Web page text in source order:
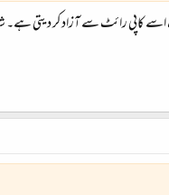
کاپی رائٹ سے آزاد کر دیتی ہے۔